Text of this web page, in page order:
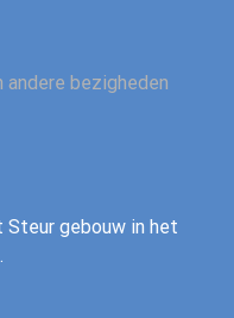
andere bezigheden
gebouw in het